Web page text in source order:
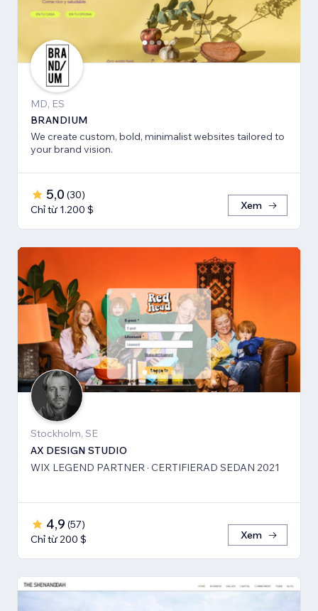
MD, ES
BRANDIUM
We create custom, bold, minimalist websites tailored to
your brand vision.
5,0 (30)
Chỉ từ 1.200 $
Xem
Stockholm, SE
AX DESIGN STUDIO
WIX LEGEND PARTNER · CERTIFIERAD SEDAN 2021
4,9 (57)
Chỉ từ 200 $
Xem